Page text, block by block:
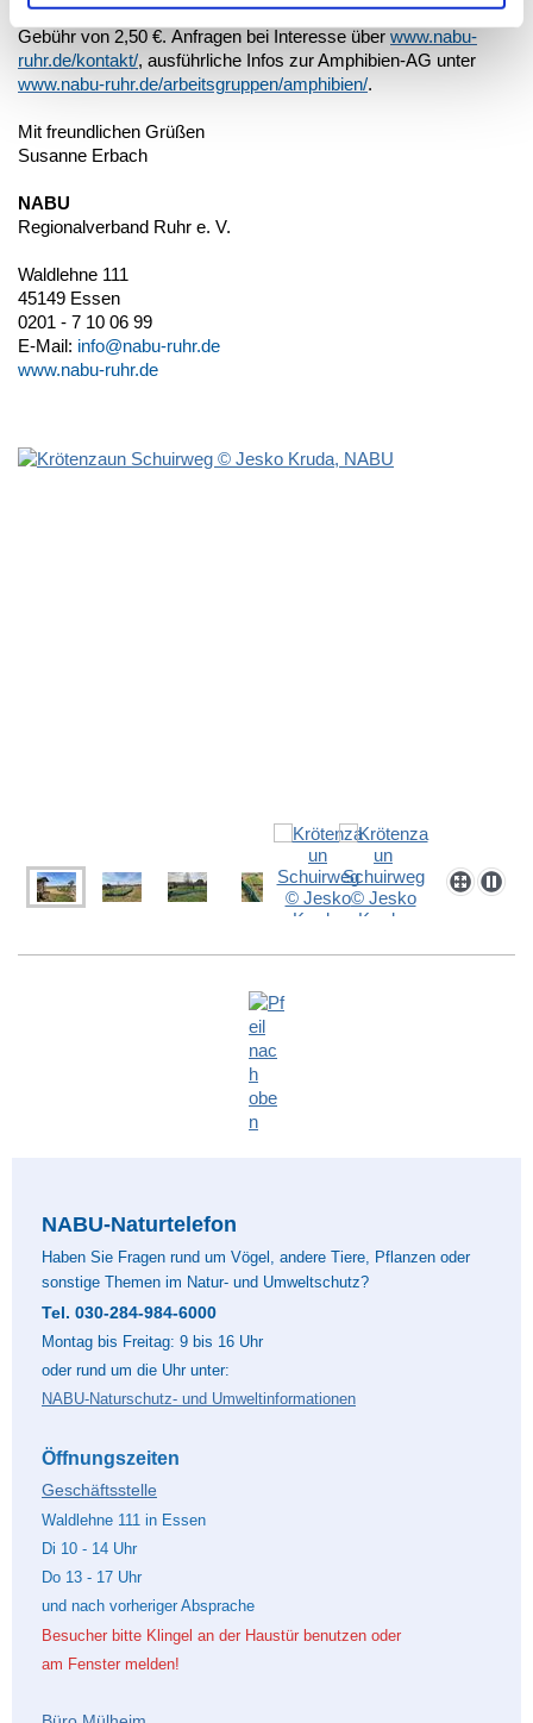
und Molche – Leben im Wasser und an Land“ gegen eine
Gebühr von 2,50 €. Anfragen bei Interesse über www.nabu-
ruhr.de/kontakt/, ausführliche Infos zur Amphibien-AG unter
www.nabu-ruhr.de/arbeitsgruppen/amphibien/.
Mit freundlichen Grüßen
Susanne Erbach
NABU
Regionalverband Ruhr e. V.
Waldlehne 111
45149 Essen
0201 - 7 10 06 99
E-Mail: info@nabu-ruhr.de
www.nabu-ruhr.de
NABU-Naturtelefon
Haben Sie Fragen rund um Vögel, andere Tiere, Pflanzen oder
sonstige Themen im Natur- und Umweltschutz?
Tel. 030-284-984-6000
Montag bis Freitag: 9 bis 16 Uhr
oder rund um die Uhr unter:
NABU-Naturschutz- und Umweltinformationen
Öffnungszeiten
Geschäftsstelle
Waldlehne 111 in Essen
Di 10 - 14 Uhr
Do 13 - 17 Uhr
und nach vorheriger Absprache
Besucher bitte Klingel an der Haustür benutzen oder
am Fenster melden!